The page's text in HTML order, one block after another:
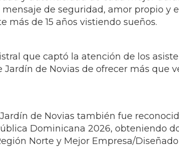
la Moda, donde presentó “The
con las novias a través de la
conversatorio especial con futuras
y autenticidad de cada mujer
de seguridad, amor propio y